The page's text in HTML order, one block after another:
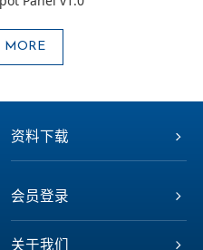
MORE
资料下载
会员登录
关于我们